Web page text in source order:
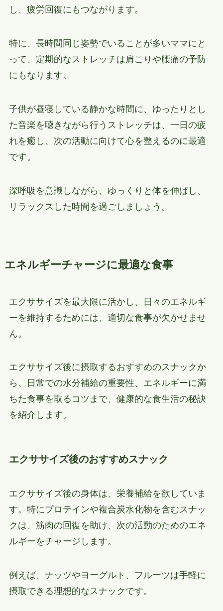
し、疲労回復にもつながります。
特に、長時間同じ姿勢でいることが多いママにと
って、定期的なストレッチは肩こりや腰痛の予防
にもなります。
子供が昼寝している静かな時間に、ゆったりとし
た音楽を聴きながら行うストレッチは、一日の疲
れを癒し、次の活動に向けて心を整えるのに最適
です。
深呼吸を意識しながら、ゆっくりと体を伸ばし、
リラックスした時間を過ごしましょう。
エネルギーチャージに最適な食事
エクササイズを最大限に活かし、日々のエネルギ
ーを維持するためには、適切な食事が欠かせませ
ん。
エクササイズ後に摂取するおすすめのスナックか
ら、日常での水分補給の重要性、エネルギーに満
ちた食事を取るコツまで、健康的な食生活の秘訣
を紹介します。
エクササイズ後のおすすめスナック
エクササイズ後の身体は、栄養補給を欲していま
す。特にプロテインや複合炭水化物を含むスナッ
クは、筋肉の回復を助け、次の活動のためのエネ
ルギーをチャージします。
例えば、ナッツやヨーグルト、フルーツは手軽に
摂取できる理想的なスナックです。